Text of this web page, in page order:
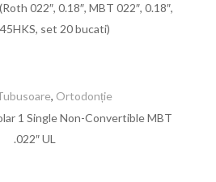
022″, 0.18″, MBT 022″, 0.18″,
set 20 bucati)
, Ortodonție
1 Single Non-Convertible MBT
.022″ UL